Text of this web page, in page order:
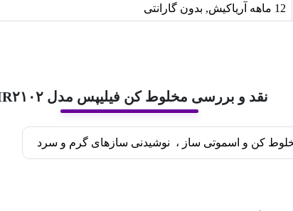
12 ماهه آریاکیش, بدون گارانتی
نقد و بررسی مخلوط کن فیلیپس مدل HR۲۱۰۲
کن و اسموتی ساز ، نوشیدنی سازهای گرم و سرد